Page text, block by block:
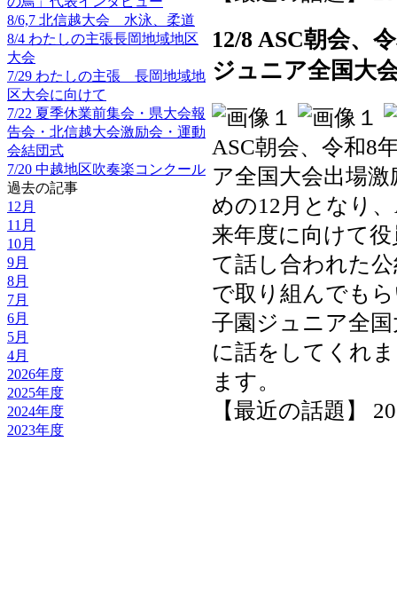
8/6,7 北信越大会 水泳、柔道
8/4 わたしの主張長岡地域地区
大会
7/29 わたしの主張 長岡地域地
区大会に向けて
7/22 夏季休業前集会・県大会報
告会・北信越大会激励会・運動
会結団式
7/20 中越地区吹奏楽コンクール
過去の記事
12月
11月
10月
9月
8月
7月
6月
5月
4月
2026年度
2025年度
2024年度
2023年度
12/8 ASC朝会、
ジュニア全国大
ASC朝会、令和8
ア全国大会出場
めの12月となり
来年度に向けて
て話し合われた
で取り組んでも
子園ジュニア全
に話をしてくれ
ます。
【最近の話題】